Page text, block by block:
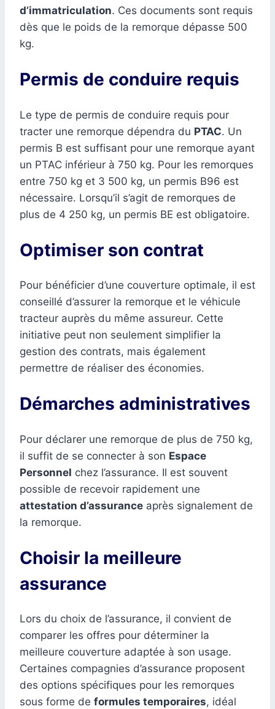
d’immatriculation. Ces documents sont requis
dès que le poids de la remorque dépasse 500
kg.
Permis de conduire requis
Le type de permis de conduire requis pour
tracter une remorque dépendra du PTAC. Un
permis B est suffisant pour une remorque ayant
un PTAC inférieur à 750 kg. Pour les remorques
entre 750 kg et 3 500 kg, un permis B96 est
nécessaire. Lorsqu’il s’agit de remorques de
plus de 4 250 kg, un permis BE est obligatoire.
Optimiser son contrat
Pour bénéficier d’une couverture optimale, il est
conseillé d’assurer la remorque et le véhicule
tracteur auprès du même assureur. Cette
initiative peut non seulement simplifier la
gestion des contrats, mais également
permettre de réaliser des économies.
Démarches administratives
Pour déclarer une remorque de plus de 750 kg,
il suffit de se connecter à son Espace
Personnel chez l’assurance. Il est souvent
possible de recevoir rapidement une
attestation d’assurance après signalement de
la remorque.
Choisir la meilleure
assurance
Lors du choix de l’assurance, il convient de
comparer les offres pour déterminer la
meilleure couverture adaptée à son usage.
Certaines compagnies d’assurance proposent
des options spécifiques pour les remorques
sous forme de formules temporaires, idéal